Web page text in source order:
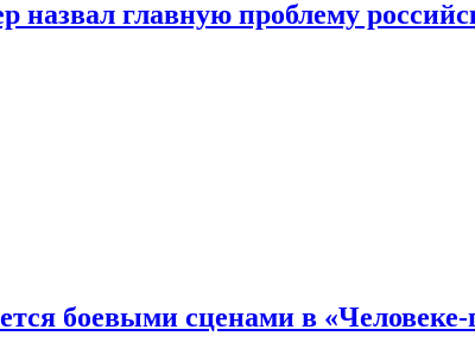
назвал главную проблему
боевыми сценами в «Человеке-